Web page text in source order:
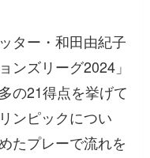
ター・和田由紀子
ンズリーグ2024」
の21得点を挙げて
ンピックについ
たプレーで流れを